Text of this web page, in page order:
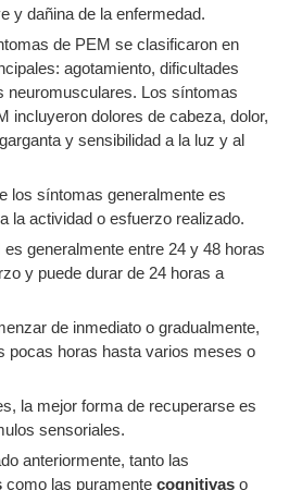
y dañina de la enfermedad.
de PEM se clasificaron en
agotamiento, dificultades
neuromusculares. Los síntomas
incluyeron dolores de cabeza, dolor,
y sensibilidad a la luz y al
los síntomas generalmente es
la actividad o esfuerzo realizado.
es generalmente entre 24 y 48 horas
y puede durar de 24 horas a
de inmediato o gradualmente,
pocas horas hasta varios meses o
la mejor forma de recuperarse es
sensoriales.
anteriormente, tanto las
como las puramentecognitivas o